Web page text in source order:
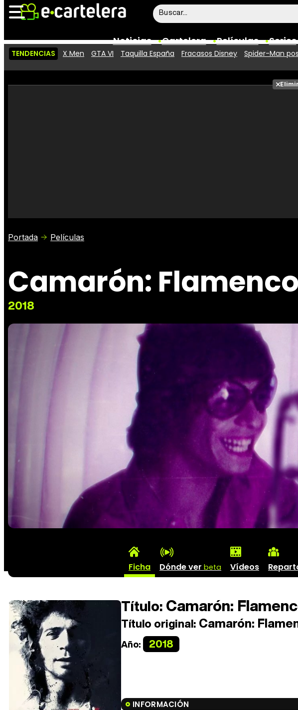
Noticias Cartelera Películas Series
Vídeos
Taquilla
TENDENCIAS X Men GTA VI Taquilla España Fracasos Disney Spider-Man
Portada Películas
Camarón:
2018
Ficha Dónde ver beta Vídeos
Título:Camarón:
Título original: Camarón:
Año: 2018
INFORMACIÓN